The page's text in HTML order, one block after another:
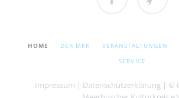
HOME DER MKK VERANSTALTUNGEN
SERVICE
Impressum | Datenschutzerklärung | ©